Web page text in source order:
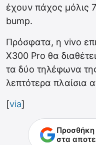
έχουν πάχος μόλις
bump.
Πρόσφατα, η vivo
X300 Pro θα
τα δύο τηλέφωνα
λεπτότερα πλαίσια
[via]
στα